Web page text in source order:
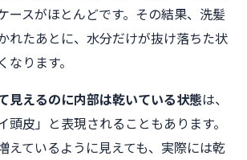
ースがほとんどです。その結果、洗髪
れたあとに、水分だけが抜け落ちた状
ります。
見えるのに内部は乾いている状態は、
頭皮」と表現されることもあります。
えているように見えても、実際には乾